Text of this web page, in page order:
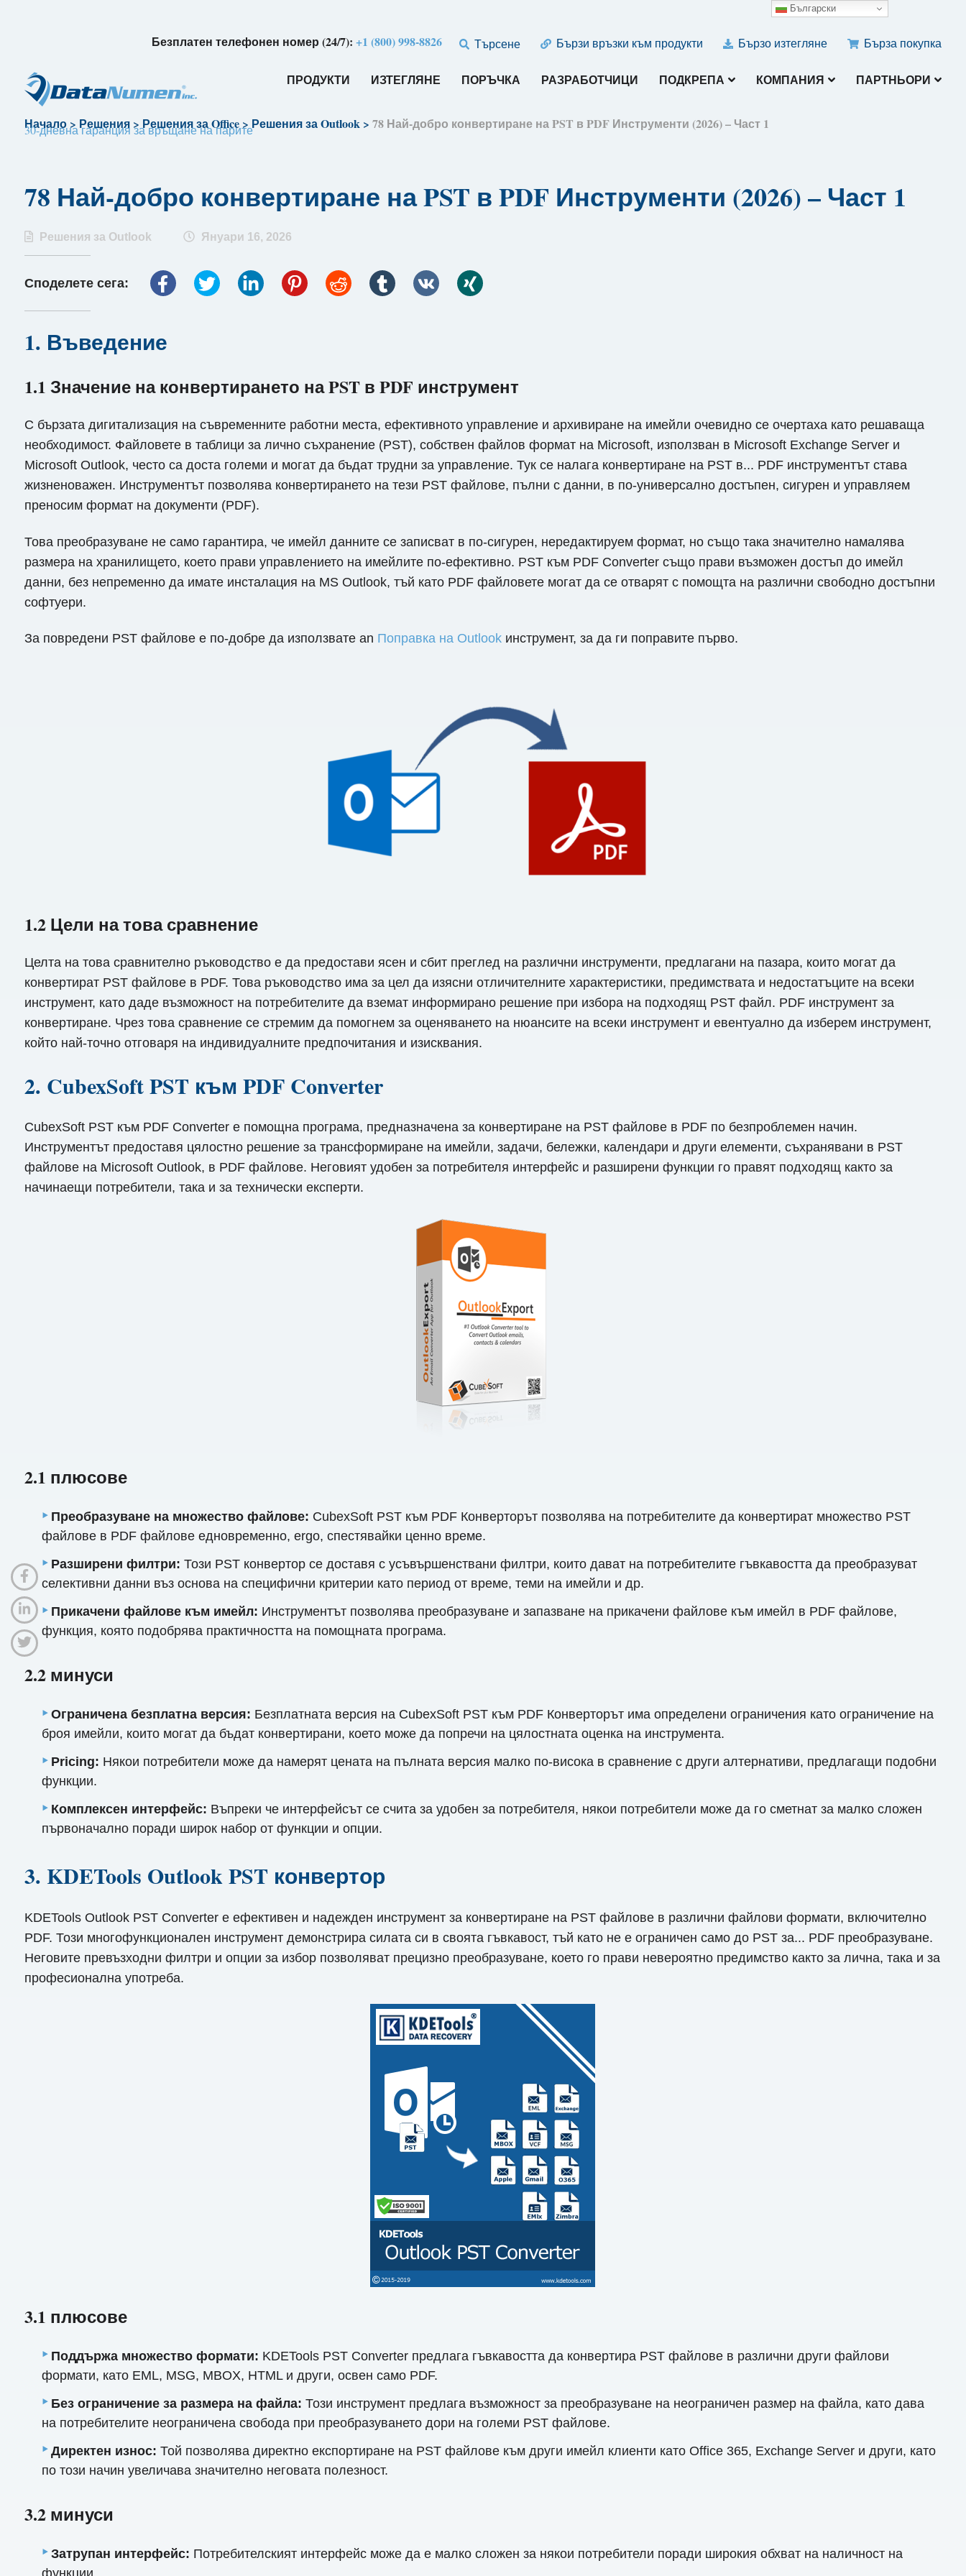
Безплатен телефонен номер (24/7):+1 (800) 998-8826 Търсене Бързи връзки към продукти Бързо изтегляне Бърза покупка
30-дневна гаранция за връщане на парите
ПРОДУКТИ ИЗТЕГЛЯНЕ ПОРЪЧКА РАЗРАБОТЧИЦИ ПОДКРЕПА КОМПАНИЯ ПАРТНЬОРИ
Начало> Решения> Решения за Office> Решения за Outlook> 78 Най-добро конвертиране на PST в PDF Инструменти (2026) – Част 1
78 Най-добро конвертиране на PST в PDF Инструменти (2026) – Част 1
Решения за Outlook Януари 16, 2026
Споделете сега:
1. Въведение
1.1 Значение на конвертирането на PST в PDF инструмент
С бързата дигитализация на съвременните работни места, ефективното управление и архивиране на имейли очевидно се очертаха като решаваща
необходимост. Файловете в таблици за лично съхранение (PST), собствен файлов формат на Microsoft, използван в Microsoft Exchange Server и
Microsoft Outlook, често са доста големи и могат да бъдат трудни за управление. Тук се налага конвертиране на PST в... PDF инструментът става
жизненоважен. Инструментът позволява конвертирането на тези PST файлове, пълни с данни, в по-универсално достъпен, сигурен и управляем
преносим формат на документи (PDF).
Това преобразуване не само гарантира, че имейл данните се записват в по-сигурен, нередактируем формат, но също така значително намалява
размера на хранилището, което прави управлението на имейлите по-ефективно. PST към PDF Converter също прави възможен достъп до имейл
данни, без непременно да имате инсталация на MS Outlook, тъй като PDF файловете могат да се отварят с помощта на различни свободно достъпни
софтуери.
За повредени PST файлове е по-добре да използвате an Поправка на Outlookинструмент, за да ги поправите първо.
1.2 Цели на това сравнение
Целта на това сравнително ръководство е да предостави ясен и сбит преглед на различни инструменти, предлагани на пазара, които могат да
конвертират PST файлове в PDF. Това ръководство има за цел да изясни отличителните характеристики, предимствата и недостатъците на всеки
инструмент, като даде възможност на потребителите да вземат информирано решение при избора на подходящ PST файл. PDF инструмент за
конвертиране. Чрез това сравнение се стремим да помогнем за оценяването на нюансите на всеки инструмент и евентуално да изберем инструмент,
който най-точно отговаря на индивидуалните предпочитания и изисквания.
2. CubexSoft PST към PDF Converter
CubexSoft PST към PDF Converter е помощна програма, предназначена за конвертиране на PST файлове в PDF по безпроблемен начин.
Инструментът предоставя цялостно решение за трансформиране на имейли, задачи, бележки, календари и други елементи, съхранявани в PST
файлове на Microsoft Outlook, в PDF файлове. Неговият удобен за потребителя интерфейс и разширени функции го правят подходящ както за
начинаещи потребители, така и за технически експерти.
2.1 плюсове
Преобразуване на множество файлове: CubexSoft PST към PDF Конверторът позволява на потребителите да конвертират множество PST
файлове в PDF файлове едновременно, ergo, спестявайки ценно време.
Разширени филтри: Този PST конвертор се доставя с усъвършенствани филтри, които дават на потребителите гъвкавостта да преобразуват
селективни данни въз основа на специфични критерии като период от време, теми на имейли и др.
Прикачени файлове към имейл: Инструментът позволява преобразуване и запазване на прикачени файлове към имейл в PDF файлове,
функция, която подобрява практичността на помощната програма.
2.2 минуси
Ограничена безплатна версия: Безплатната версия на CubexSoft PST към PDF Конверторът има определени ограничения като ограничение на
броя имейли, които могат да бъдат конвертирани, което може да попречи на цялостната оценка на инструмента.
Pricing: Някои потребители може да намерят цената на пълната версия малко по-висока в сравнение с други алтернативи, предлагащи подобни
функции.
Комплексен интерфейс: Въпреки че интерфейсът се счита за удобен за потребителя, някои потребители може да го сметнат за малко сложен
първоначално поради широк набор от функции и опции.
3. KDETools Outlook PST конвертор
KDETools Outlook PST Converter е ефективен и надежден инструмент за конвертиране на PST файлове в различни файлови формати, включително
PDF. Този многофункционален инструмент демонстрира силата си в своята гъвкавост, тъй като не е ограничен само до PST за... PDF преобразуване.
Неговите превъзходни филтри и опции за избор позволяват прецизно преобразуване, което го прави невероятно предимство както за лична, така и за
професионална употреба.
3.1 плюсове
Поддържа множество формати: KDETools PST Converter предлага гъвкавостта да конвертира PST файлове в различни други файлови
формати, като EML, MSG, MBOX, HTML и други, освен само PDF.
Без ограничение за размера на файла: Този инструмент предлага възможност за преобразуване на неограничен размер на файла, като дава
на потребителите неограничена свобода при преобразуването дори на големи PST файлове.
Директен износ: Той позволява директно експортиране на PST файлове към други имейл клиенти като Office 365, Exchange Server и други, като
по този начин увеличава значително неговата полезност.
3.2 минуси
Затрупан интерфейс: Потребителският интерфейс може да е малко сложен за някои потребители поради широкия обхват на наличност на
Български